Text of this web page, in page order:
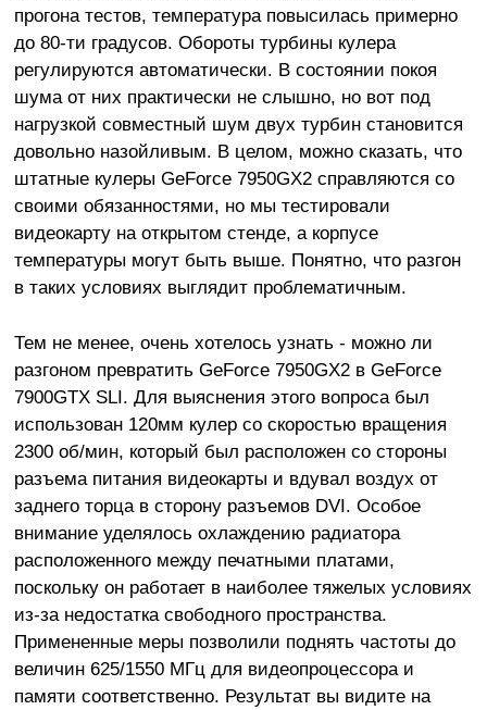
прогона тестов, температура повысилась примерно
до 80-ти градусов. Обороты турбины кулера
регулируются автоматически. В состоянии покоя
шума от них практически не слышно, но вот под
нагрузкой совместный шум двух турбин становится
довольно назойливым. В целом, можно сказать, что
штатные кулеры GeForce 7950GX2 справляются со
своими обязанностями, но мы тестировали
видеокарту на открытом стенде, а корпусе
температуры могут быть выше. Понятно, что разгон
в таких условиях выглядит проблематичным.
Тем не менее, очень хотелось узнать - можно ли
разгоном превратить GeForce 7950GX2 в GeForce
7900GTX SLI. Для выяснения этого вопроса был
использован 120мм кулер со скоростью вращения
2300 об/мин, который был расположен со стороны
разъема питания видеокарты и вдувал воздух от
заднего торца в сторону разъемов DVI. Особое
внимание уделялось охлаждению радиатора
расположенного между печатными платами,
поскольку он работает в наиболее тяжелых условиях
из-за недостатка свободного пространства.
Примененные меры позволили поднять частоты до
величин 625/1550 МГц для видеопроцессора и
памяти соответственно. Результат вы видите на